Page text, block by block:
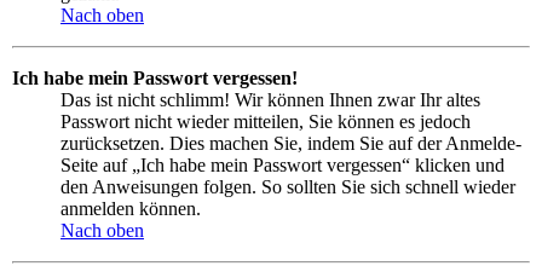
Nach oben
Ich habe mein Passwort vergessen!
Das ist nicht schlimm! Wir können Ihnen zwar Ihr altes
Passwort nicht wieder mitteilen, Sie können es jedoch
zurücksetzen. Dies machen Sie, indem Sie auf der Anmelde-
Seite auf „Ich habe mein Passwort vergessen“ klicken und
den Anweisungen folgen. So sollten Sie sich schnell wieder
anmelden können.
Nach oben